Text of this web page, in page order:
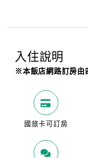
入住說明
※本飯店網路訂房由
國旅卡可訂房